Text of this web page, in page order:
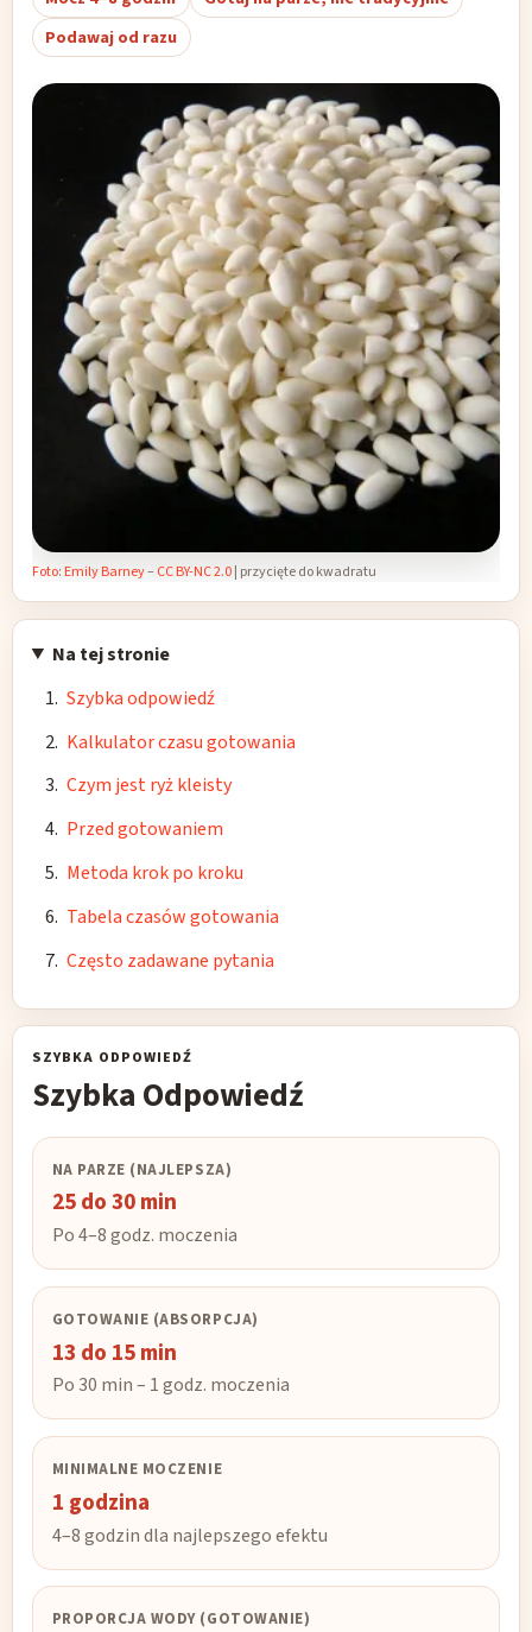
Podawaj od razu
Foto:Emily Barney–CC BY-NC 2.0| przycięte do kwadratu
Na tej stronie
Szybka odpowiedź
Kalkulator czasu gotowania
Czym jest ryż kleisty
Przed gotowaniem
Metoda krok po kroku
Tabela czasów gotowania
Często zadawane pytania
SZYBKA ODPOWIEDŹ
Szybka Odpowiedź
NA PARZE (NAJLEPSZA)
25 do 30 min
Po 4–8 godz. moczenia
GOTOWANIE (ABSORPCJA)
13 do 15 min
Po 30 min – 1 godz. moczenia
MINIMALNE MOCZENIE
1 godzina
4–8 godzin dla najlepszego efektu
PROPORCJA WODY (GOTOWANIE)